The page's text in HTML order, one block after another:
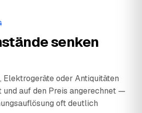
senken
oder Antiquitäten
auf den Preis angerechnet —
oft deutlich